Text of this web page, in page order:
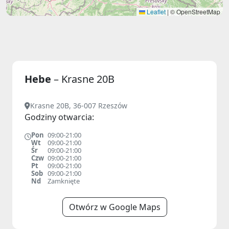
Leaflet | © OpenStreetMap
Hebe – Krasne 20B
Krasne 20B, 36-007 Rzeszów
Godziny otwarcia:
Pon 09:00-21:00
Wt
09:00-21:00
Śr
09:00-21:00
Czw 09:00-21:00
Pt
09:00-21:00
Sob 09:00-21:00
Nd
Zamknięte
Otwórz w Google Maps